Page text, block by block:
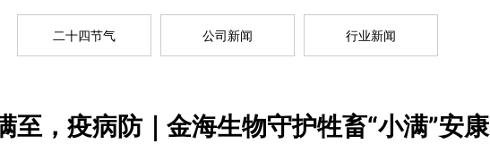
二十四节气 公司新闻 行业新闻
至，疫病防｜金海生物守护牲畜“小满”安康